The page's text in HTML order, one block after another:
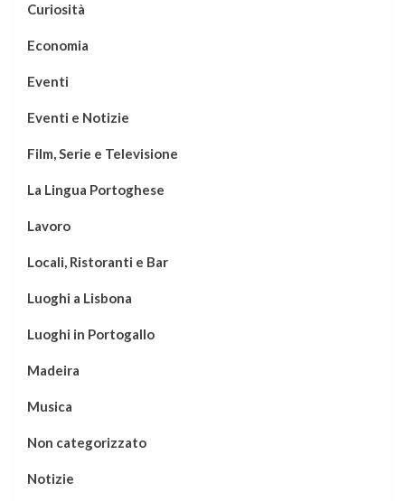
Curiosità
Economia
Eventi
Eventi e Notizie
Film, Serie e Televisione
La Lingua Portoghese
Lavoro
Locali, Ristoranti e Bar
Luoghi a Lisbona
Luoghi in Portogallo
Madeira
Musica
Non categorizzato
Notizie